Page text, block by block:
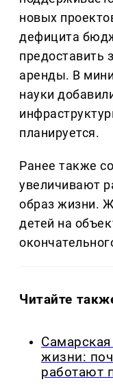
новых
дефицита
предоставить
аренды. В
науки
планируется.
Ранее также
увеличивают
образ жизни.
детей на
Читайте
жизни:
работают